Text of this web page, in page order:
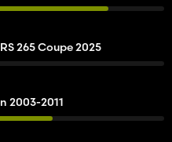
265 Coupe 2025
2003-2011